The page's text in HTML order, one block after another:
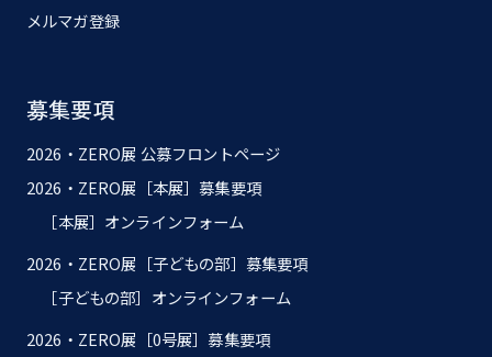
メルマガ登録
募集要項
2026・ZERO展 公募フロントページ
2026・ZERO展［本展］募集要項
［本展］オンラインフォーム
2026・ZERO展［子どもの部］募集要項
［子どもの部］オンラインフォーム
2026・ZERO展［0号展］募集要項